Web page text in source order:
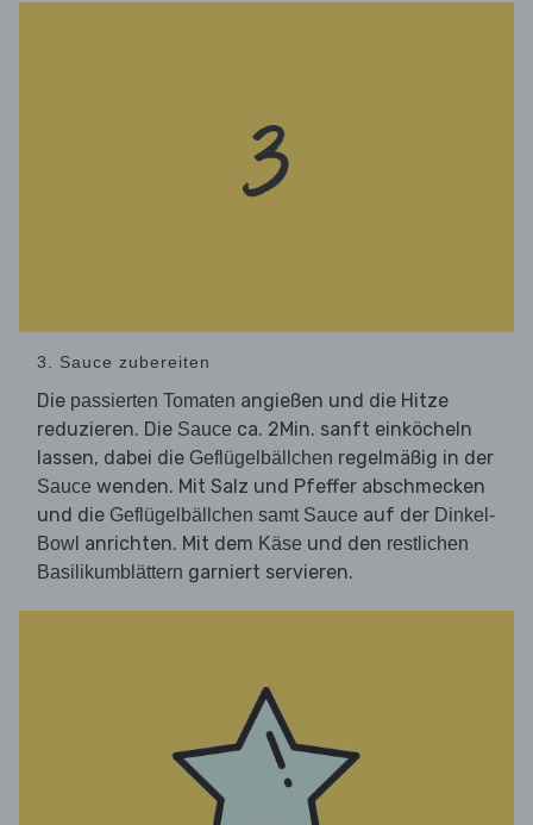
3. Sauce zubereiten
Die passierten Tomaten angießen und die Hitze
reduzieren. Die Sauce ca. 2Min. sanft einköcheln
lassen, dabei die Geflügelbällchen regelmäßig in der
Sauce wenden. Mit Salz und Pfeffer abschmecken
und die Geflügelbällchen samt Sauce auf der Dinkel-
Bowl anrichten. Mit dem Käse und den restlichen
Basilikumblättern garniert servieren.